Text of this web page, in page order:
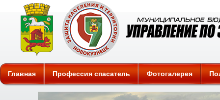
Защита
Главная Профессия спасатель Фотогалерея